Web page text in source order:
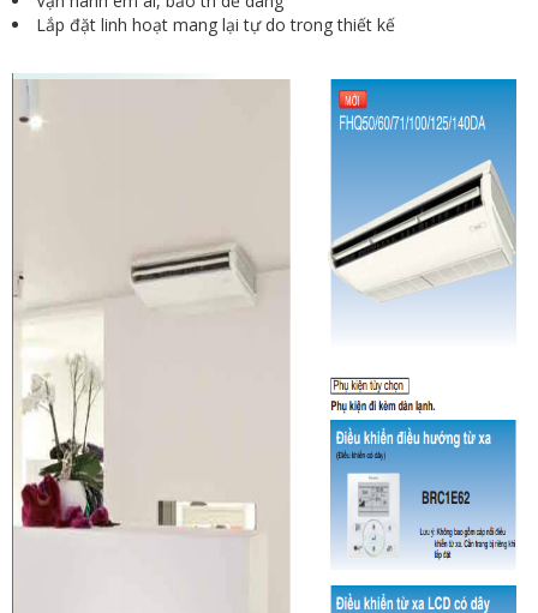
Lắp đặt linh hoạt mang lại tự do trong thiết kế